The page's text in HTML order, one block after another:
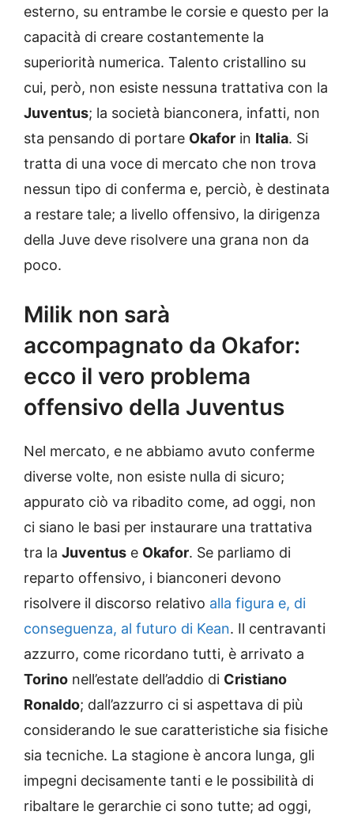
esterno, su entrambe le corsie e questo per la
capacità di creare costantemente la
superiorità numerica. Talento cristallino su
cui, però, non esiste nessuna trattativa con la
Juventus; la società bianconera, infatti, non
sta pensando di portare Okafor in Italia. Si
tratta di una voce di mercato che non trova
nessun tipo di conferma e, perciò, è destinata
a restare tale; a livello offensivo, la dirigenza
della Juve deve risolvere una grana non da
poco.
Milik non sarà
accompagnato da Okafor:
ecco il vero problema
offensivo della Juventus
Nel mercato, e ne abbiamo avuto conferme
diverse volte, non esiste nulla di sicuro;
appurato ciò va ribadito come, ad oggi, non
ci siano le basi per instaurare una trattativa
tra la Juventus e Okafor. Se parliamo di
reparto offensivo, i bianconeri devono
risolvere il discorso relativo alla figura e, di
conseguenza, al futuro di Kean. Il centravanti
azzurro, come ricordano tutti, è arrivato a
Torino nell’estate dell’addio di Cristiano
Ronaldo; dall’azzurro ci si aspettava di più
considerando le sue caratteristiche sia fisiche
sia tecniche. La stagione è ancora lunga, gli
impegni decisamente tanti e le possibilità di
ribaltare le gerarchie ci sono tutte; ad oggi,